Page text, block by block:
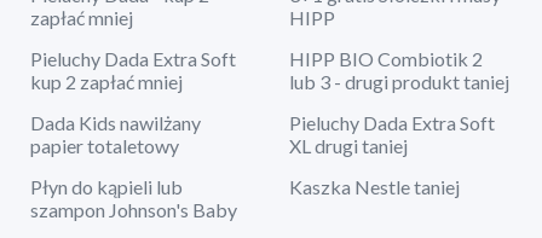
zapłać mniej
HIPP
Pieluchy Dada Extra Soft
kup 2 zapłać mniej
HIPP BIO Combiotik 2
lub 3 - drugi produkt taniej
Dada Kids nawilżany
papier totaletowy
Pieluchy Dada Extra Soft
XL drugi taniej
Płyn do kąpieli lub
szampon Johnson's Baby
Kaszka Nestle taniej